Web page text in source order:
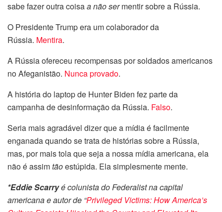
sabe fazer outra coisaa não sermentir sobre a Rússia.
O Presidente Trump era um colaborador da
Rússia. Mentira.
A Rússia ofereceu recompensas por soldados americanos
no Afeganistão. Nunca provado.
A história do laptop de Hunter Biden fez parte da
campanha de desinformação da Rússia. Falso.
Seria mais agradável dizer que a mídia é facilmente
enganada quando se trata de histórias sobre a Rússia,
mas, por mais tola que seja a nossa mídia americana, ela
não é assimtãoestúpida. Ela simplesmente mente.
*Eddie Scarryé colunista do Federalist na capital
americana e autor de “Privileged Victims: How America’s